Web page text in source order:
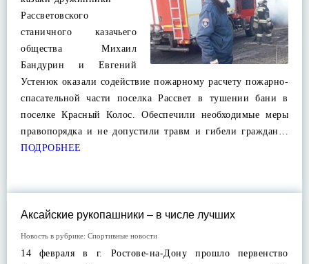
Рассветовского
станичного казачьего
общества Михаил
Бандурин и Евгений
Устенюк оказали содействие пожарному расчету пожарно-
спасательной части поселка Рассвет в тушении бани в
поселке Красный Колос. Обеспечили необходимые меры
правопорядка и не допустили травм и гибели граждан…
ПОДРОБНЕЕ
Аксайские рукопашники – в числе лучших
Новость в рубрике: Спортивные новости
14 февраля в г. Ростове-на-Дону прошло первенство